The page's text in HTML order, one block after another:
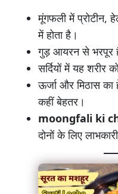
मूंगफली में प्रोटीन,
में होता है।
गुड़ आयरन से भरपूर
सर्दियों में यह शरीर
ऊर्जा और मिठास का
कहीं बेहतर।
moongfali ki
दोनों के लिए